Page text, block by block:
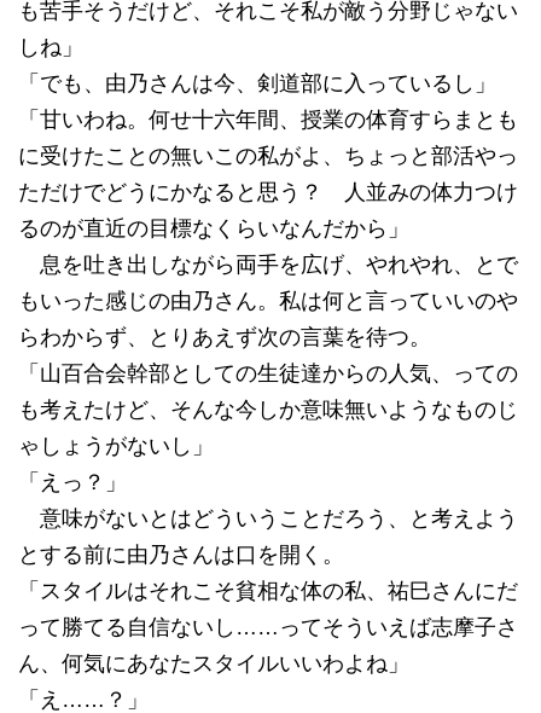
も苦手そうだけど、それこそ私が敵う分野じゃない
しね」
「でも、由乃さんは今、剣道部に入っているし」
「甘いわね。何せ十六年間、授業の体育すらまとも
に受けたことの無いこの私がよ、ちょっと部活やっ
ただけでどうにかなると思う？ 人並みの体力つけ
るのが直近の目標なくらいなんだから」
息を吐き出しながら両手を広げ、やれやれ、とで
もいった感じの由乃さん。私は何と言っていいのや
らわからず、とりあえず次の言葉を待つ。
「山百合会幹部としての生徒達からの人気、っての
も考えたけど、そんな今しか意味無いようなものじ
ゃしょうがないし」
「えっ？」
意味がないとはどういうことだろう、と考えよう
とする前に由乃さんは口を開く。
「スタイルはそれこそ貧相な体の私、祐巳さんにだ
って勝てる自信ないし……ってそういえば志摩子さ
ん、何気にあなたスタイルいいわよね」
「え……？」